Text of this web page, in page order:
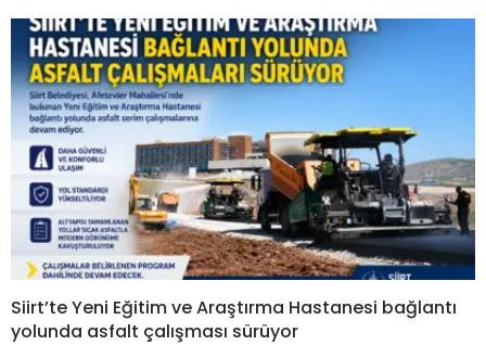
Siirt’te Yeni Eğitim ve Araştırma Hastanesi bağlantı
yolunda asfalt çalışması sürüyor